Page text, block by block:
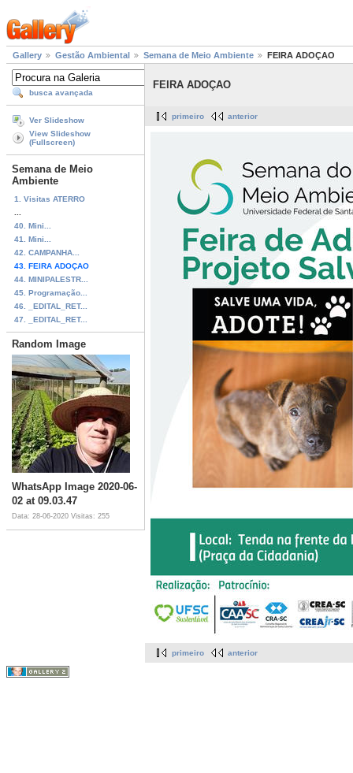
Gallery Gestão Ambiental Semana de Meio Ambiente FEIRA ADOÇAO
busca avançada
Ver Slideshow
View Slideshow
(Fullscreen)
Semana de Meio
Ambiente
1. Visitas ATERRO
40. Mini...
41. Mini...
42. CAMPANHA...
43. FEIRA ADOÇAO
44. MINIPALESTR...
45. Programação...
46. _EDITAL_RET...
47. _EDITAL_RET...
Random Image
WhatsApp Image 2020-06-
02 at 09.03.47
Data: 28-06-2020 Visitas: 255
FEIRA ADOÇAO
primeiro anterior
primeiro anterior